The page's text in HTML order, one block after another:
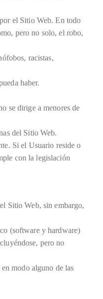
el Sitio Web. En todo
pero no solo, el robo,
racistas,
haber.
se dirige a menores de
del Sitio Web.
Si el Usuario reside o
con la legislación
Sitio Web, sin embargo,
(software y hardware)
pero no
modo alguno de las